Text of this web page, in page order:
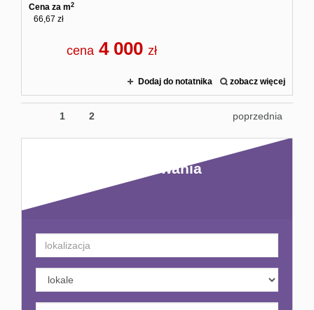
Cena za m2
66,67 zł
cena 4 000 zł
Dodaj do notatnika zobacz więcej
1 2 poprzednia
Kryteria wyszukiwania